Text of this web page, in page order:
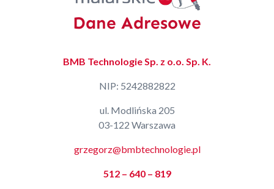
Dane Adresowe
BMB Technologie Sp. z o.o. Sp. K.
NIP: 5242882822
ul. Modlińska 205
03-122 Warszawa
grzegorz@bmbtechnologie.pl
512 – 640 – 819